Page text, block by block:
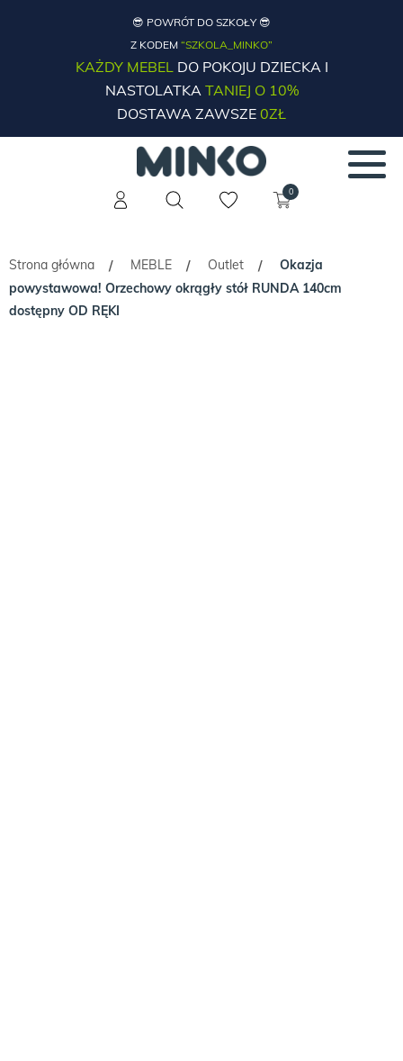
😎 POWRÓT DO SZKOŁY 😎
Z KODEM “SZKOLA_MINKO”
KAŻDY MEBELDO POKOJU DZIECKA I
NASTOLATKATANIEJ O 10%
DOSTAWA ZAWSZE 0ZŁ
0
Strona główna / MEBLE / Outlet /
Okazja
powystawowa! Orzechowy okrągły stół RUNDA 140cm
dostępny OD RĘKI